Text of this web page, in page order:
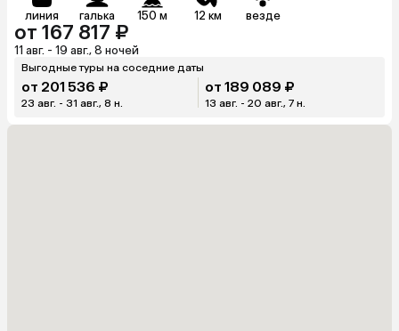
линия галька 150 м 12 км везде
от 167 817 ₽
11 авг. - 19 авг., 8 ночей
Выгодные туры на соседние даты
от 201 536 ₽
23 авг. - 31 авг., 8 н.
от 189 089 ₽
13 авг. - 20 авг., 7 н.